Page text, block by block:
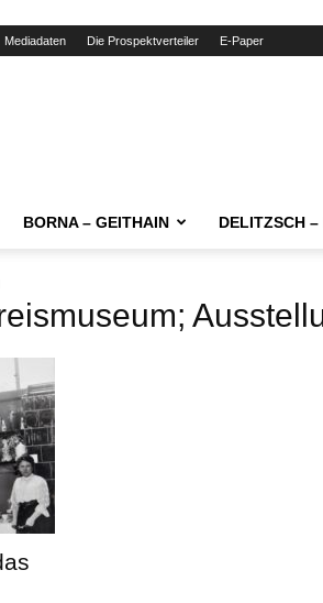
Mediadaten Die Prospektverteiler E-Paper
BORNA – GEITHAIN DELITZSCH